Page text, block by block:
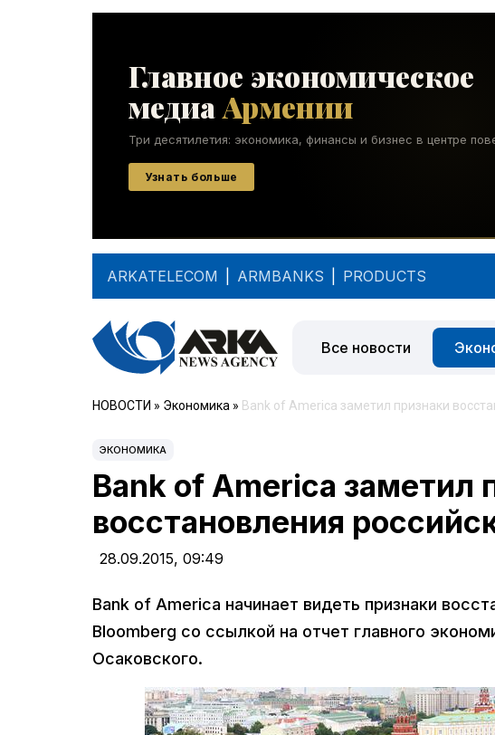
ARKATELECOM ARMBANKS PRODUCTS
Все новости
НОВОСТИ » Экономика » Bank of America заметил признаки
ЭКОНОМИКА
Bank of America заметил
восстановления
28.09.2015, 09:49
Bank of America начинает видеть признаки
Bloomberg со ссылкой на отчет главного
Осаковского.